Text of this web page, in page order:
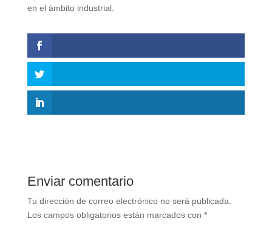
en el ámbito industrial.
Enviar comentario
Tu dirección de correo electrónico no será publicada.
Los campos obligatorios están marcados con *